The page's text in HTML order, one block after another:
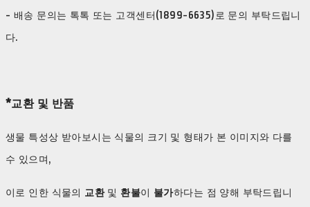
- 배송 문의는 톡톡 또는 고객센터(1899-6635)로 문의 부탁드립니
다.
*교환 및 반품
생물 특성상 받아보시는 식물의 크기 및 형태가 본 이미지와 다를
수 있으며,
이로 인한 식물의 교환및 환불이 불가하다는 점 양해 부탁드립니